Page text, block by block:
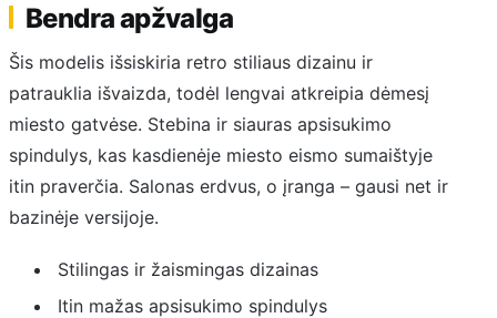
Bendra apžvalga
Šis modelis išsiskiria retro stiliaus dizainu ir
patrauklia išvaizda, todėl lengvai atkreipia dėmesį
miesto gatvėse. Stebina ir siauras apsisukimo
spindulys, kas kasdienėje miesto eismo sumaištyje
itin praverčia. Salonas erdvus, o įranga – gausi net ir
bazinėje versijoje.
Stilingas ir žaismingas dizainas
Itin mažas apsisukimo spindulys